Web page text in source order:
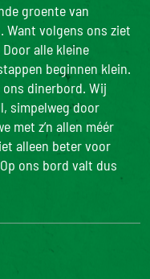
groente van
Want volgens ons ziet
alle kleine
beginnen klein.
ons dinerbord. Wij
simpelweg door
met z’n allen méér
alleen beter voor
ons bord valt dus